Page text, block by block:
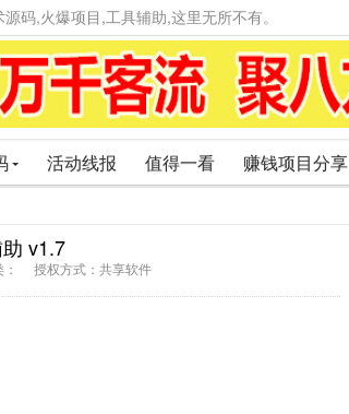
码,火爆项目,工具辅助,这里无所不有。
活动线报 值得一看 赚钱项目分享
v1.7
授权方式：共享软件